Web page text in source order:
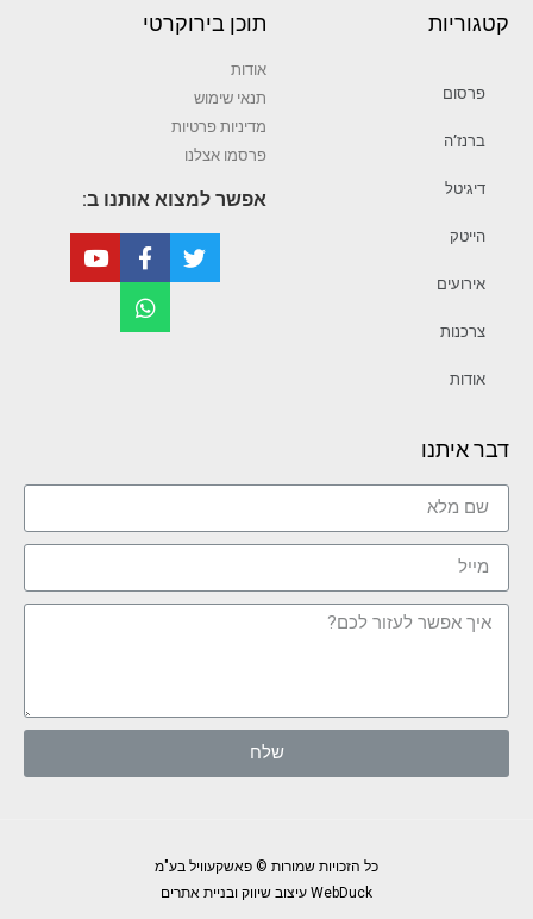
קטגוריות
פרסום
ברנז’ה
דיגיטל
הייטק
אירועים
צרכנות
אודות
תוכן בירוקרטי
אודות
תנאי שימוש
מדיניות פרטיות
פרסמו אצלנו
אפשר למצוא אותנו ב:
דבר איתנו
שלח
כל הזכויות שמורות © פאשקעוויל בע"מ
WebDuck עיצוב שיווק ובניית אתרים